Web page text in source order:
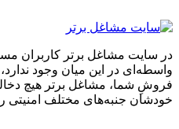
مشاغل برتر کاربران
در این میان وجود ندارد، پس
شما، مشاغل برتر هیچ دخالتی
جنبه‌های مختلف امنیتی را در